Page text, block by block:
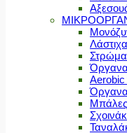
Όργανα
Aerobic
Όργανα
Μπάλες